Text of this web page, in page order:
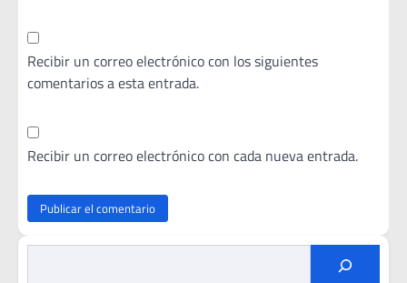
Recibir un correo electrónico con los siguientes
comentarios a esta entrada.
Recibir un correo electrónico con cada nueva entrada.